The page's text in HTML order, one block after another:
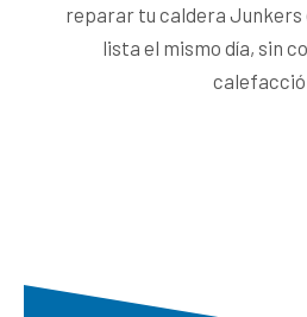
reparar tu caldera Junkers
lista el mismo día, sin